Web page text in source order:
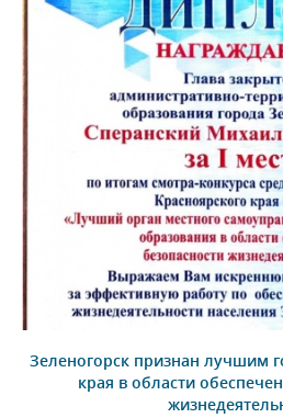
Зеленогорск признан лучшим
края в области